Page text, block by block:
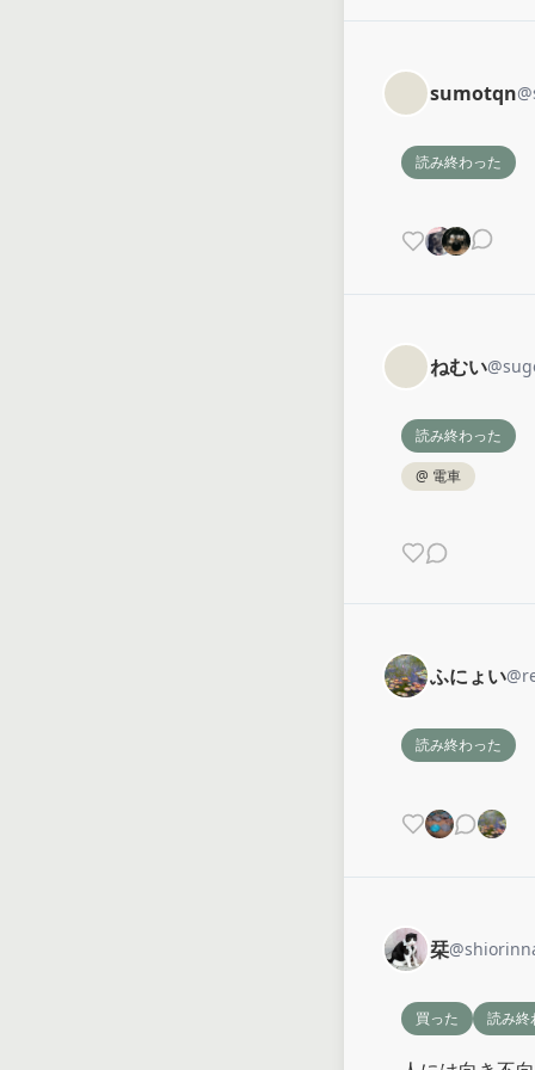
sumotqn@
読み終わった
ねむい@
読み終わった
@ 電車
ふにょい@
読み終わった
栞@
買った 読み終